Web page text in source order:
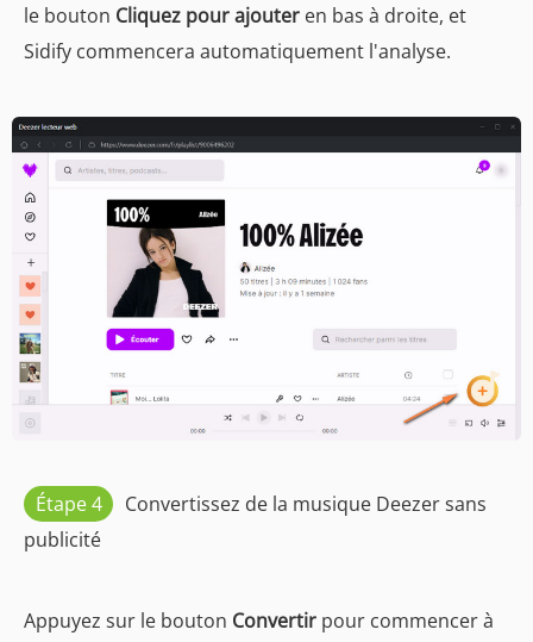
le bouton Cliquez pour ajouter en bas à droite, et
Sidify commencera automatiquement l'analyse.
Étape 4
Convertissez de la musique Deezer sans
publicité
Appuyez sur le bouton Convertir pour commencer à